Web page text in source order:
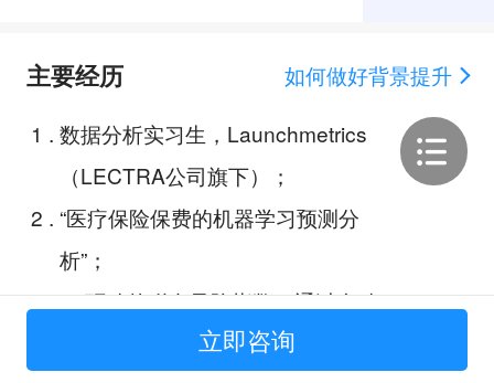
主要经历
如何做好背景提升
1 . 数据分析实习生，Launchmetrics
（LECTRA公司旗下）；
2 . “医疗保险保费的机器学习预测分
析”；
3.“AI驱动的稀有风险指数：通过自动
化新闻分析提升金融稳定性”；
立即咨询